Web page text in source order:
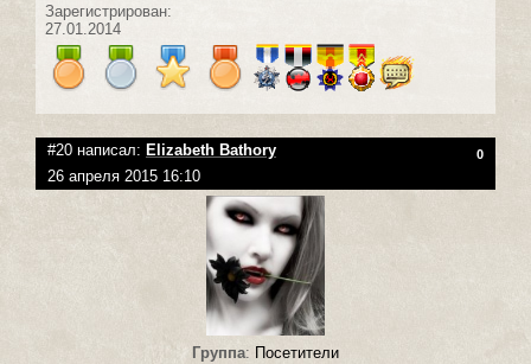
Зарегистрирован:
27.01.2014
#20 написал: Elizabeth Bathory 0
26 апреля 2015 16:10
Группа: Посетители